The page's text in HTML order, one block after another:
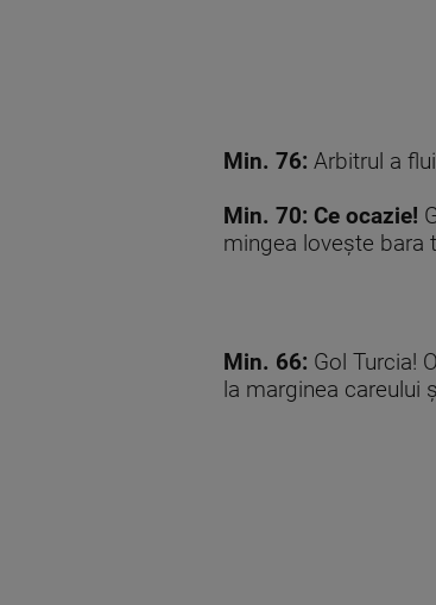
Min. 76: Arbitrul a
Min. 70: Ce ocazie!
mingea lovește bara
Min. 66: Gol Turcia!
la marginea careului